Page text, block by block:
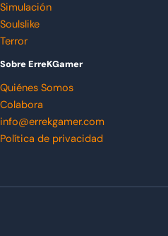
Simulación
Soulslike
Terror
Sobre ErreKGamer
Quiénes Somos
Colabora
info@errekgamer.com
Política de privacidad